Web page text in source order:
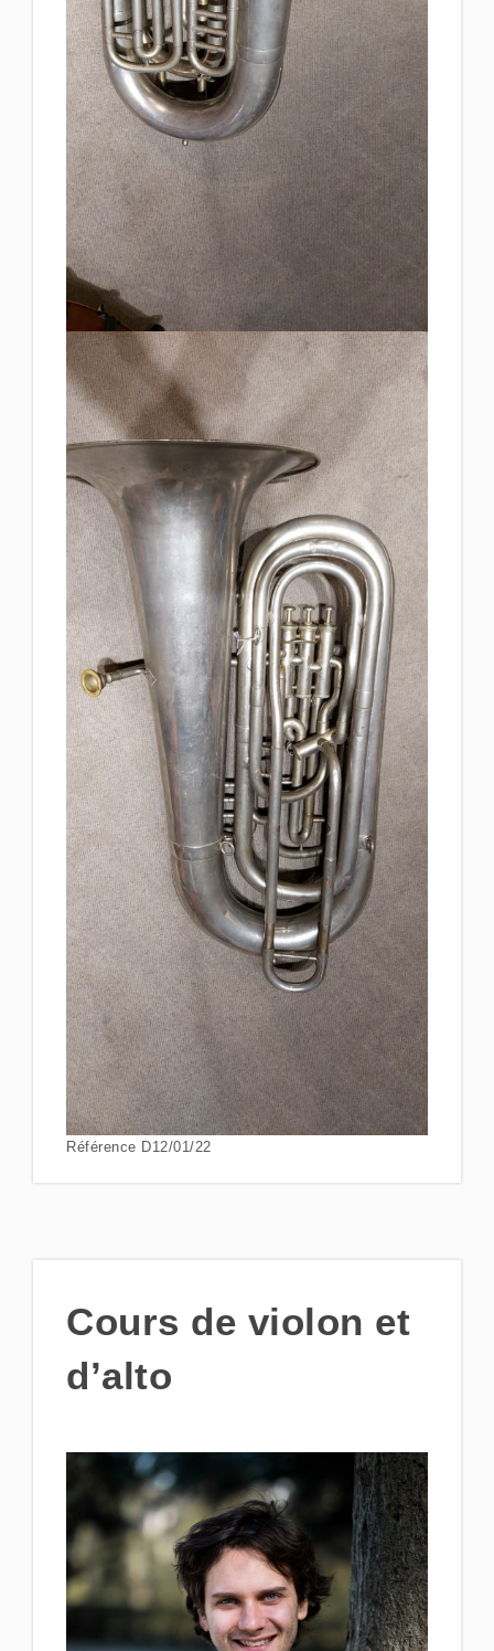
Référence D12/01/22
Cours de violon et
d’alto